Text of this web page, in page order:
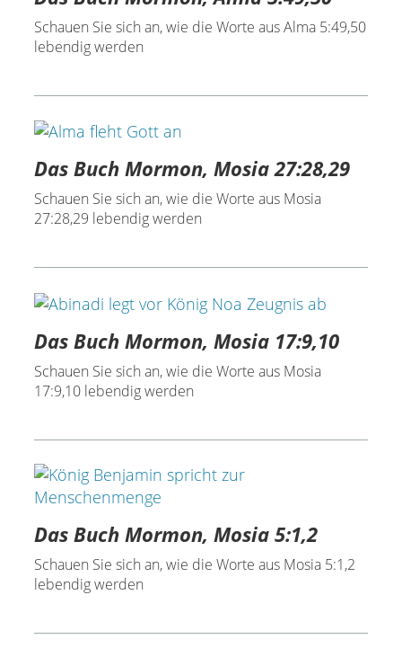
Schauen Sie sich an, wie die Worte aus Alma 5:49,50
lebendig werden
Das Buch Mormon, Mosia 27:28,29
Schauen Sie sich an, wie die Worte aus Mosia
27:28,29 lebendig werden
Das Buch Mormon, Mosia 17:9,10
Schauen Sie sich an, wie die Worte aus Mosia
17:9,10 lebendig werden
Das Buch Mormon, Mosia 5:1,2
Schauen Sie sich an, wie die Worte aus Mosia 5:1,2
lebendig werden